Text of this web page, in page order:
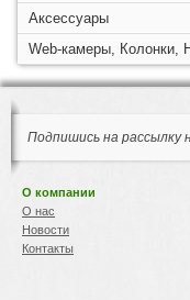
Аксессуары
Web-камеры,
Подпишись на
О компании
О нас
Новости
Контакты